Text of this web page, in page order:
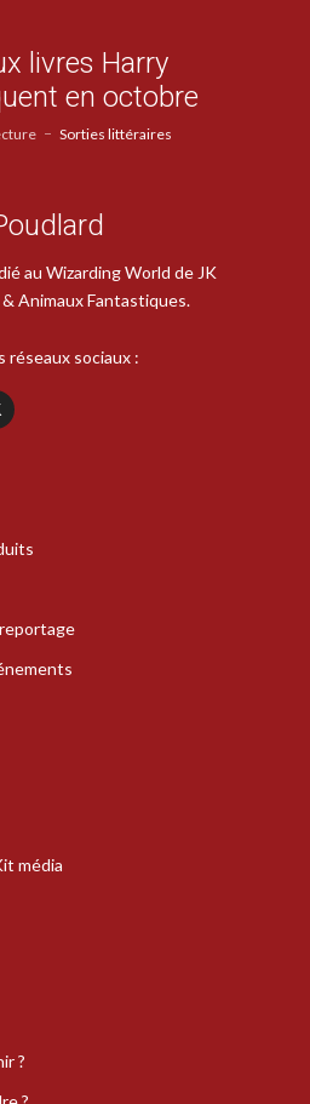
livres Harry
en octobre
Sorties littéraires
au Wizarding World de JK
Animaux Fantastiques.
réseaux sociaux :
média
?